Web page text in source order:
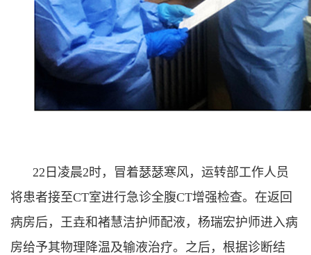
22日凌晨2时，冒着瑟瑟寒风，运转部工作人员
将患者接至CT室进行急诊全腹CT增强检查。在返回
病房后，王垚和褚慧洁护师配液，杨瑞宏护师进入病
房给予其物理降温及输液治疗。之后，根据诊断结